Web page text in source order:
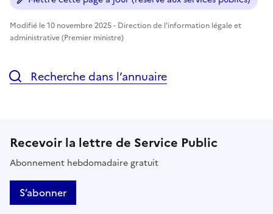
Modifié le 10 novembre 2025 - Direction de l'information légale et
administrative (Premier ministre)
Recherche dans l’annuaire
Recevoir la lettre de Service Public
Abonnement hebdomadaire gratuit
S’abonner